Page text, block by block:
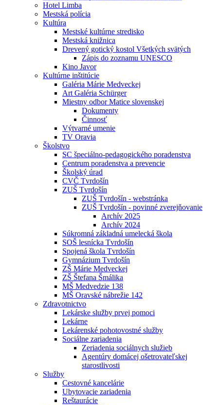
Hotel Limba
Mestská polícia
Kultúra
Mestské kultúrne stredisko
Mestská knižnica
Drevený gotický kostol Všetkých svätých
Zápis do zoznamu UNESCO
Kino Javor
Kultúrne inštitúcie
Galéria Márie Medveckej
Art Galéria Schürger
Miestny odbor Matice slovenskej
Dokumenty
Činnosť
Výtvarné umenie
TV Oravia
Školstvo
SC špeciálno-pedagogického poradenstva
Centrum poradenstva a prevencie
Školský úrad
CVČ Tvrdošín
ZUŠ Tvrdošín
ZUŠ Tvrdošín - webstránka
ZUŠ Tvrdošín - povinné zverejňovanie
Archív 2025
Archív 2024
Súkromná základná umelecká škola
SOŠ lesnícka Tvrdošín
Spojená škola Tvrdošín
Gymnázium Tvrdošín
ZŠ Márie Medveckej
ZŠ Štefana Šmálika
MŠ Medvedzie 138
MŠ Oravské nábrežie 142
Zdravotnictvo
Lekárske služby prvej pomoci
Lekárne
Lekárenské pohotovostné služby
Sociálne zariadenia
Zeriadenia sociálnych služieb
Agentúry domácej ošetrovateľskej
starostlivosti
Služby
Cestovné kancelárie
Ubytovacie zariadenia
Reštaurácie